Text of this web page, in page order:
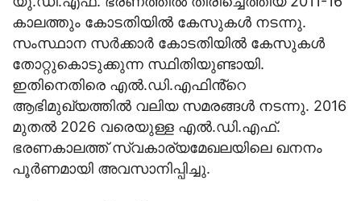
കാലത്തും കോടതിയിൽ കേസുകൾ നടന്നു.
സംസ്ഥാന സർക്കാർ കോടതിയിൽ കേസുകൾ
തോറ്റുകൊടുക്കുന്ന സ്ഥിതിയുണ്ടായി.
ഇതിനെതിരെ എൽ.ഡി.എഫിൻ്റെ
ആഭിമുഖ്യത്തിൽ വലിയ സമരങ്ങൾ നടന്നു. 2016
മുതൽ 2026 വരെയുള്ള എൽ.ഡി.എഫ്.
ഭരണകാലത്ത് സ്വകാര്യമേഖലയിലെ ഖനനം
പൂർണമായി അവസാനിപ്പിച്ചു.